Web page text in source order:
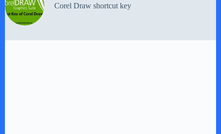
Corel Draw shortcut key